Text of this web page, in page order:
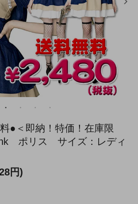
●＜即納！特価！在庫限
ポリス サイズ：レディ
円)